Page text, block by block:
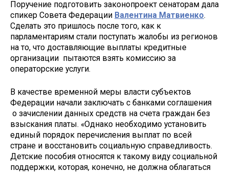
Поручение подготовить законопроект сенаторам дала
спикер Совета Федерации Валентина Матвиенко.
Сделать это пришлось после того, как к
парламентариям стали поступать жалобы из регионов
на то, что доставляющие выплаты кредитные
организации пытаются взять комиссию за
операторские услуги.
В качестве временной меры власти субъектов
Федерации начали заключать с банками соглашения
о зачислении данных средств на счета граждан без
взыскания платы. «Однако необходимо установить
единый порядок перечисления выплат по всей
стране и восстановить социальную справедливость.
Детские пособия относятся к такому виду социальной
поддержки, которая, конечно, не должна облагаться